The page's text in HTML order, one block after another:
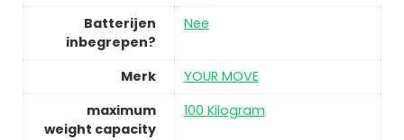
Batterijen
inbegrepen?
Nee
Merk
YOUR MOVE
maximum
weight capacity
100 Kilogram